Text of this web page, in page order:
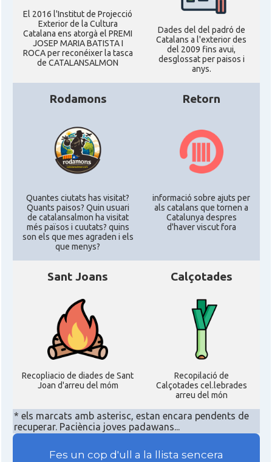
El 2016 l'Institut de Projecció
Exterior de la Cultura
Catalana ens atorgà el PREMI
JOSEP MARIA BATISTA I
ROCA per reconéixer la tasca
de CATALANSALMON
Dades del del padró de
Catalans a l'exterior des
del 2009 fins avui,
desglossat per paisos i
anys.
Rodamons
Quantes ciutats has visitat?
Quants paisos? Quin usuari
de catalansalmon ha visitat
més països i cuutats? quins
son els que mes agraden i els
que menys?
Retorn
informació sobre ajuts per
als catalans que tornen a
Catalunya despres
d'haver viscut fora
Sant Joans
Recopliacio de diades de Sant
Joan d'arreu del móm
Calçotades
Recopilació de
Calçotades cel.lebrades
arreu del món
* els marcats amb asterisc, estan encara pendents de
recuperar. Paciència joves padawans...
Fes un cop d'ull a la llista sencera